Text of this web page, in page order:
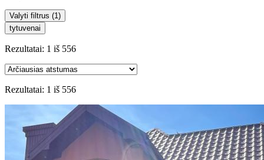
Valyti filtrus (1 )
tytuvenai
Rezultatai: 1 iš 556
Rezultatai: 1 iš 556